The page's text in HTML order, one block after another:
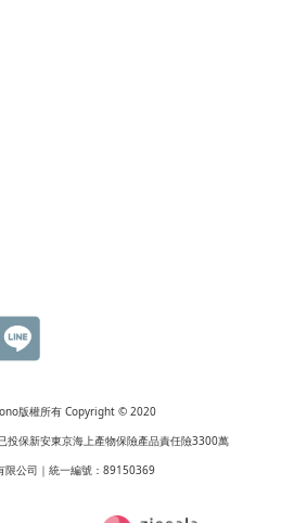
版權所有 Copyright © 2020
投保新安東京海上產物保險產品責任險3300萬
限公司｜統一編號：89150369